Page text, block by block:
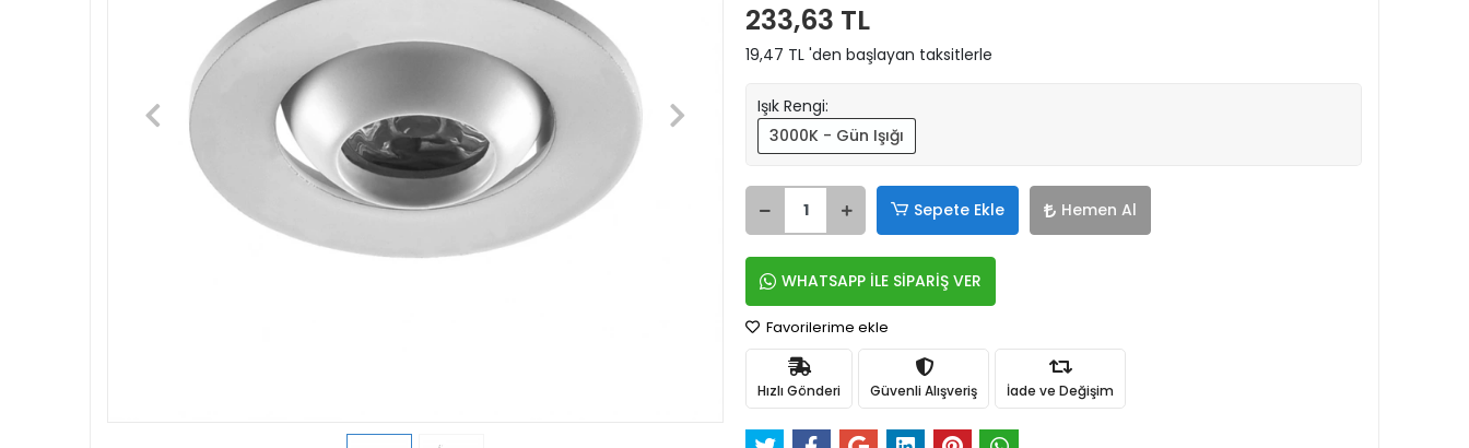
233,63 TL
19,47 TL 'den başlayan taksitlerle
Işık Rengi:
3000K - Gün Işığı
Sepete Ekle Hemen Al
WHATSAPP İLE SİPARİŞ VER
Favorilerime ekle
Hızlı Gönderi Güvenli Alışveriş İade ve Değişim